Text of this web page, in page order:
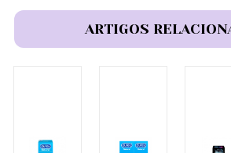
ARTIGOS